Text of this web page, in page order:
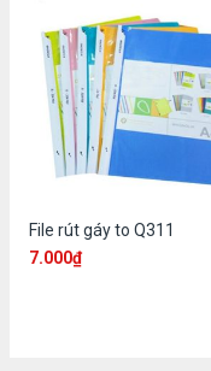
File rút gáy to Q311
7.000₫